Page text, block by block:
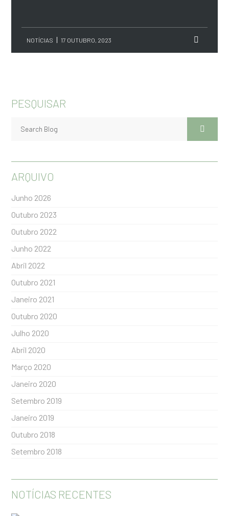
NOTÍCIAS 17 OUTUBRO, 2023
PESQUISAR
ARQUIVO
Junho 2026
Outubro 2023
Outubro 2022
Junho 2022
Abril 2022
Outubro 2021
Janeiro 2021
Outubro 2020
Julho 2020
Abril 2020
Março 2020
Janeiro 2020
Setembro 2019
Janeiro 2019
Outubro 2018
Setembro 2018
NOTÍCIAS RECENTES